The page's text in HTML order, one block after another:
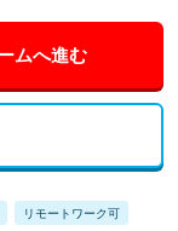
ムへ進む
リモートワーク可